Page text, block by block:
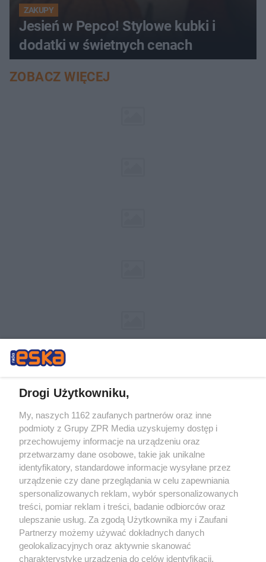
ZAKUPY
Jesień w Pepco! Stylowe kubki i
dodatki w świetnych cenach
ZOBACZ WIĘCEJ
Żaden utwór zamieszczony w serwisie nie może być powielany i
rozpowszechniany lub dalej rozpowszechniany w jakikolwiek sposób (w
tym także elektroniczny lub mechaniczny) na jakimkolwiek polu
eksploatacji w jakiejkolwiek formie, włącznie z umieszczaniem w
Internecie bez pisemnej zgody właściciela praw. Jakiekolwiek użycie lub
wykorzystanie utworów w całości lub w części z naruszeniem prawa,
tzn. bez właściwej zgody, jest zabronione pod groźbą kary i może być
ścigane prawnie.
Drogi Użytkowniku,
My, naszych 1162 zaufanych partnerów oraz inne
podmioty z Grupy ZPR Media uzyskujemy dostęp i
przechowujemy informacje na urządzeniu oraz
przetwarzamy dane osobowe, takie jak unikalne
identyfikatory, standardowe informacje wysyłane przez
urządzenie czy dane przeglądania w celu zapewniania
spersonalizowanych reklam, wybór spersonalizowanych
treści, pomiar reklam i treści, badanie odbiorców oraz
ulepszanie usług. Za zgodą Użytkownika my i Zaufani
Partnerzy możemy używać dokładnych danych
geolokalizacyjnych oraz aktywnie skanować
charakterystykę urządzenia do celów identyfikacji.